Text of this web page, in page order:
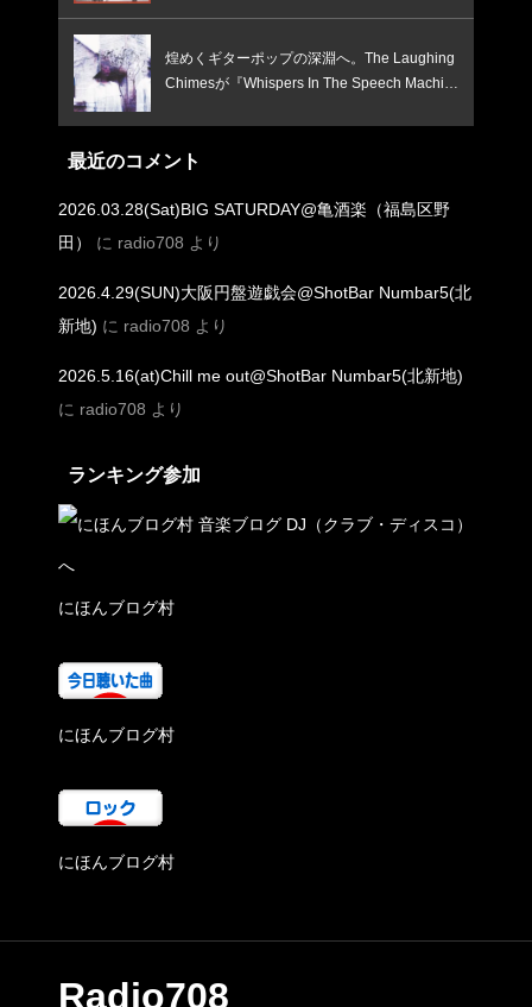
煌めくギターポップの深淵へ。The Laughing
Chimesが『Whispers In The Speech Machin
最近のコメント
2026.03.28(Sat)BIG SATURDAY@亀酒楽（福島区野
田）
に radio708 より
2026.4.29(SUN)大阪円盤遊戯会@ShotBar Numbar5(北
新地) に radio708 より
2026.5.16(at)Chill me out@ShotBar Numbar5(北新地)
に radio708 より
ランキング参加
にほんブログ村
にほんブログ村
にほんブログ村
Radio708